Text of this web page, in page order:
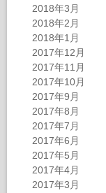
2018年3月
2018年2月
2018年1月
2017年12月
2017年11月
2017年10月
2017年9月
2017年8月
2017年7月
2017年6月
2017年5月
2017年4月
2017年3月